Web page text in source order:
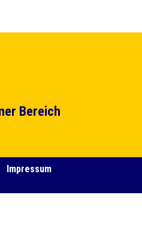
Bereich
Impressum